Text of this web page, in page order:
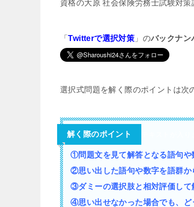
資格の大原 社会保険労務士試験対策
「Twitterで選択対策 」のバックナン
選択式問題を解く際のポイントは次
解く際のポイント
①問題文を見て解答となる語句や
②思い出した語句や数字を語群か
③ダミーの選択肢と相対評価して
④思い出せなかった場合でも、ど